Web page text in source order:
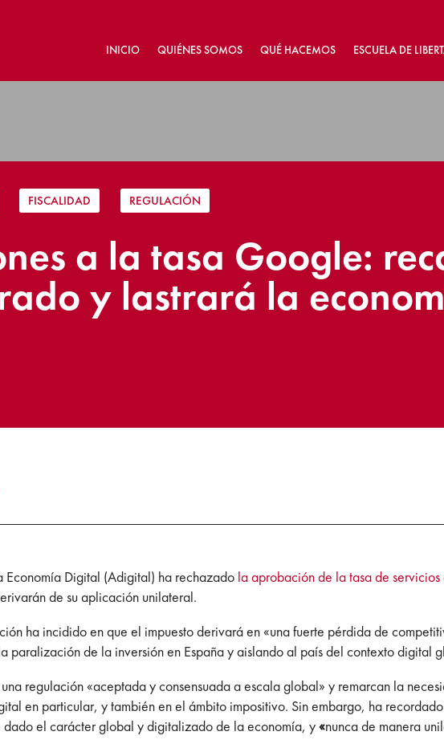
INICIO QUIÉNES SOMOS QUÉ HACEMOS ESCUELA DE
FISCALIDAD REGULACIÓN
a la tasa Google:
y lastrará la
Economía Digital (Adigital) ha rechazado la aprobación de la tasa de
de su aplicación unilateral.
ha incidido en que el impuesto derivará en «una fuerte pérdida de
de la inversión en España y aislando al país del contexto digital
regulación «aceptada y consensuada a escala global» y remarcan la
en particular, y también en el ámbito impositivo. Sin embargo, ha
dado el carácter global y digitalizado de la economía, y«nunca de manera